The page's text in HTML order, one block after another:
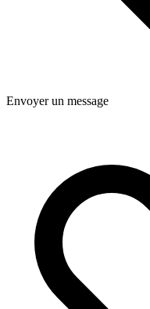
Envoyer un message